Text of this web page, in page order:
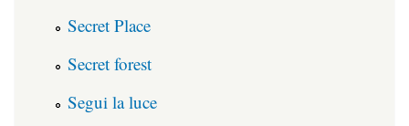
Secret Place
Secret forest
Segui la luce